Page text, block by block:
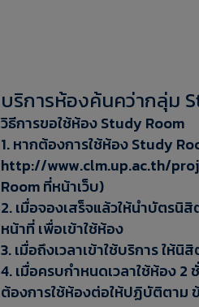
บริการห้องค้นคว่ากลุ่ม
วิธีการขอใช้ห้อง Study Room
1. หากต้องการใช้ห้อง Study
http://www.clm.up.ac.th/
Room ที่หน้าเว็บ)
2. เมื่อจองเสร็จแล้วให้นำบัตรนิ
หน้าที่ เพื่อเข้าใช้ห้อง
3. เมื่อถึงเวลาเข้าใช้บริการ ให้
4. เมื่อครบกำหนดเวลาใช้ห้อง 2
ต้องการใช้ห้องต่อให้ปฏิบัติตาม